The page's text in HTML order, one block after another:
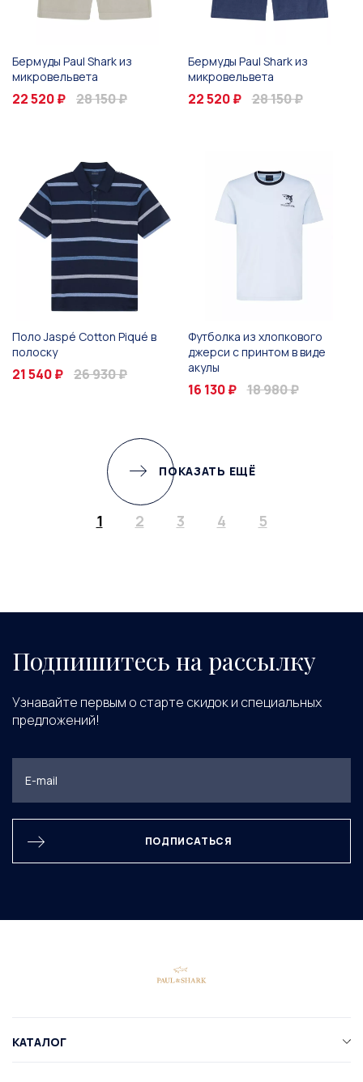
Бермуды Paul Shark из
микровельвета
22 520 ₽ 28 150 ₽
Бермуды Paul Shark из
микровельвета
22 520 ₽ 28 150 ₽
Поло Jaspé Cotton Piqué в
полоску
21 540 ₽ 26 930 ₽
Футболка из хлопкового
джерси с принтом в виде
акулы
16 130 ₽ 18 980 ₽
ПОКАЗАТЬ ЕЩЁ
1 2 3 4 5
Подпишитесь на рассылку
Узнавайте первым о старте скидок и специальных
предложений!
ПОДПИСАТЬСЯ
КАТАЛОГ